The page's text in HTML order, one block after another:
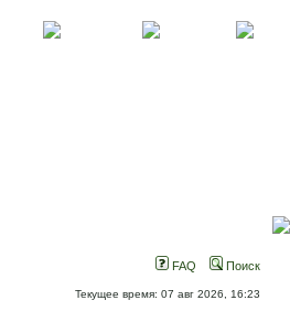
FAQ Поиск
Текущее время: 07 авг 2026, 16:23